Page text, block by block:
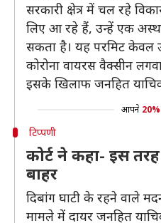
सरकारी क्षेत्र में चल रहे
लिए आ रहे हैं, उन्हें एक
सकता है। यह परमिट केवल
कोरोना वायरस वैक्सीन
इसके खिलाफ जनहित
आपने 20%
टिप्पणी
कोर्ट ने कहा- इस
बाहर
दिबांग घाटी के रहने वाले
मामले में दायर जनहित